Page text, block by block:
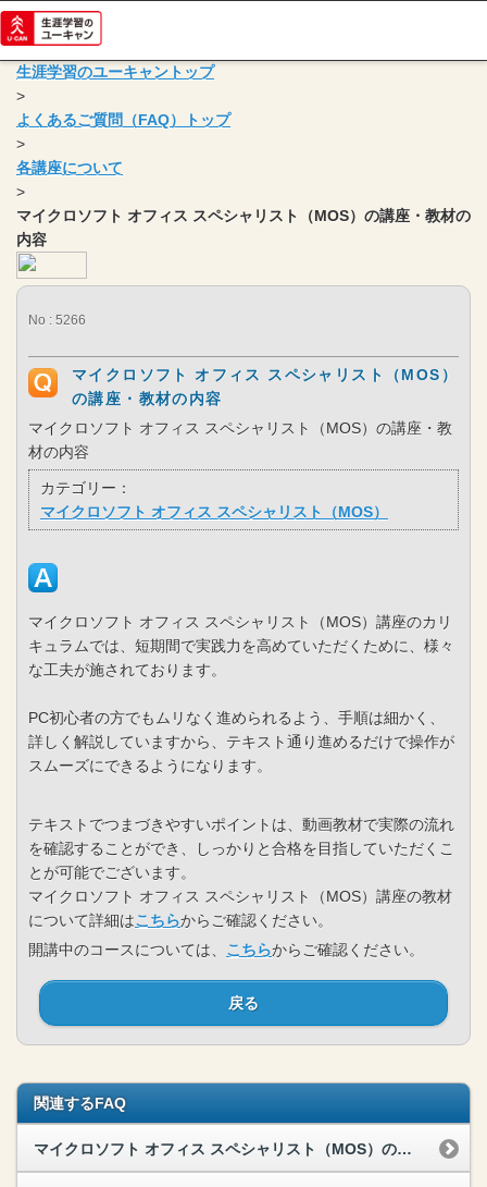
生涯学習のユーキャントップ
>
よくあるご質問（FAQ）トップ
>
各講座について
>
マイクロソフト オフィス スペシャリスト（MOS）の講座・教材の
内容
No : 5266
マイクロソフト オフィス スペシャリスト（MOS）
の講座・教材の内容
マイクロソフト オフィス スペシャリスト（MOS）の講座・教
材の内容
カテゴリー：
マイクロソフト オフィス スペシャリスト（MOS）
マイクロソフト オフィス スペシャリスト（MOS）講座のカリ
キュラムでは、短期間で実践力を高めていただくために、様々
な工夫が施されております。
PC初心者の方でもムリなく進められるよう、手順は細かく、
詳しく解説していますから、テキスト通り進めるだけで操作が
スムーズにできるようになります。
テキストでつまづきやすいポイントは、動画教材で実際の流れ
を確認することができ、しっかりと合格を目指していただくこ
とが可能でございます。
マイクロソフト オフィス スペシャリスト（MOS）講座の教材
について詳細はこちらからご確認ください。
開講中のコースについては、 こちらからご確認ください。
戻る
関連するFAQ
マイクロソフト オフィス スペシャリスト（MOS）の活躍の場、どんな人にオススメ？